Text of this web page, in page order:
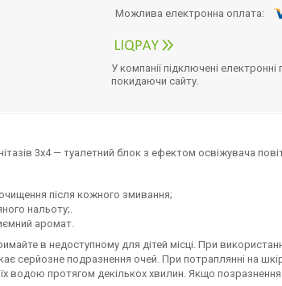
У компанії підключені
покидаючи сайту.
3х4 — туалетний блок з ефектом освіжувача
очищення після кожного змивання;
нальоту;.
аромат.
в недоступному для дітей місці. При
серйозне подразнення очей. При потраплянні на
водою протягом декількох хвилин. Якщо